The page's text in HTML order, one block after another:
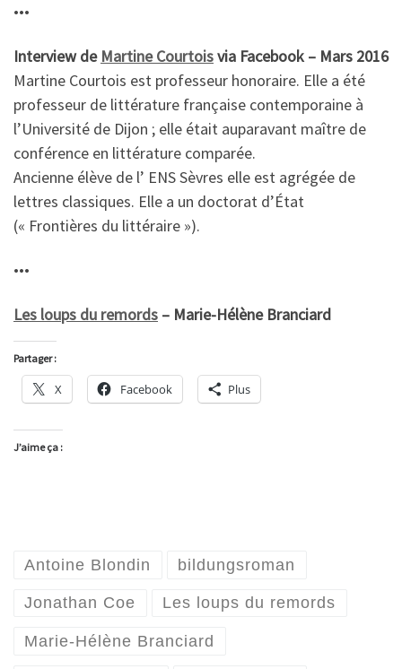
•••
Interview de Martine Courtoisvia Facebook – Mars 2016
Martine Courtois est professeur honoraire. Elle a été
professeur de littérature française contemporaine à
l’Université de Dijon ; elle était auparavant maître de
conférence en littérature comparée.
Ancienne élève de l’ ENS Sèvres elle est agrégée de
lettres classiques. Elle a un doctorat d’État
(« Frontières du littéraire »).
•••
Les loups du remords – Marie-Hélène Branciard
Partager :
X Facebook Plus
J’aime ça :
Antoine Blondin bildungsroman
Jonathan Coe Les loups du remords
Marie-Hélène Branciard